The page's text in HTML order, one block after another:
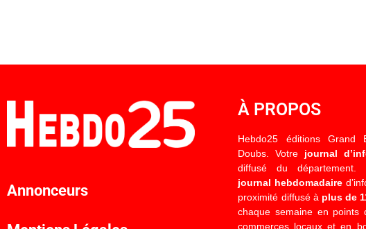
Annonceurs
À PROPOS
Hebdo25 éditions Grand
Doubs. Votre journal
diffusé du département.
journal hebdomadaire
proximité diffusé à plus de
chaque semaine en points
commerces locaux et en